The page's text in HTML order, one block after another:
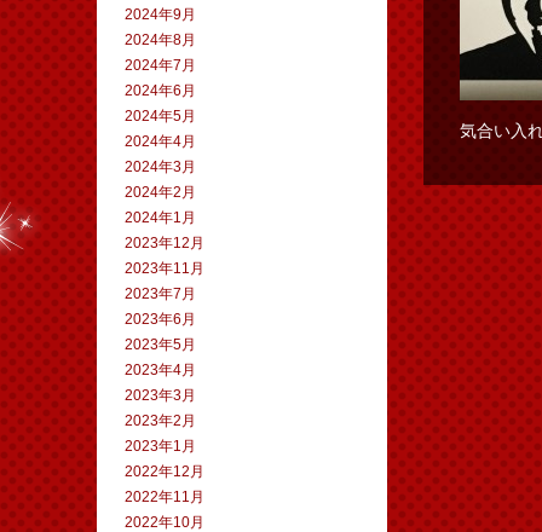
気合い入
2024年9月
2024年8月
2024年7月
2024年6月
2024年5月
2024年4月
2024年3月
2024年2月
2024年1月
2023年12月
2023年11月
2023年7月
2023年6月
2023年5月
2023年4月
2023年3月
2023年2月
2023年1月
2022年12月
2022年11月
2022年10月